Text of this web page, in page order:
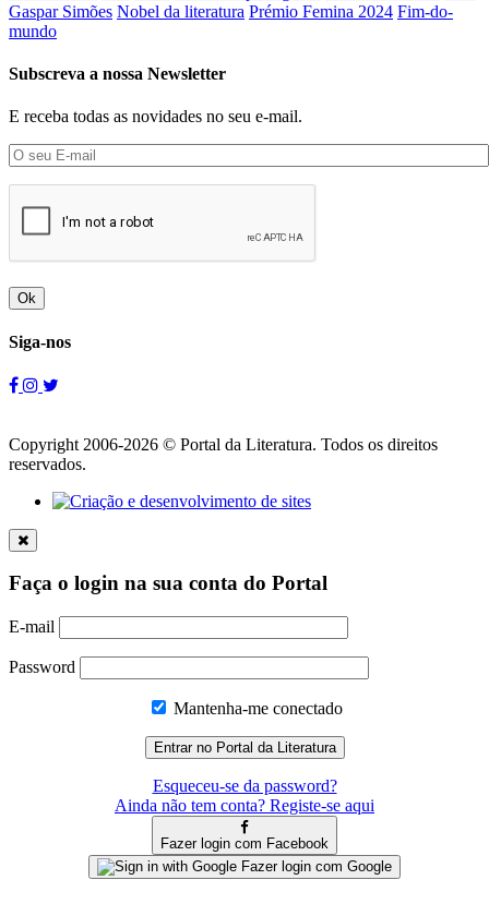
Gaspar Simões Nobel da literatura Prémio Femina 2024 Fim-do-
mundo
Subscreva a nossa Newsletter
E receba todas as novidades no seu e-mail.
Ok
Siga-nos
Copyright 2006-2026 © Portal da Literatura. Todos os direitos
reservados.
Faça o login na sua conta do Portal
E-mail
Password
Mantenha-me conectado
Esqueceu-se da password?
Ainda não tem conta? Registe-se aqui
Fazer login com Facebook
Fazer login com Google